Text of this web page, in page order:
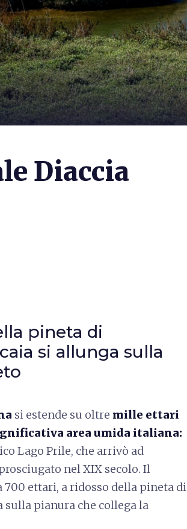
Diaccia
pineta di
si allunga sulla
si estende su oltre mille ettari
area umida italiana:
Lago Prile, che arrivò ad
nel XIX secolo. Il
700 ettari, a ridosso della pineta di
sulla pianura che collega la